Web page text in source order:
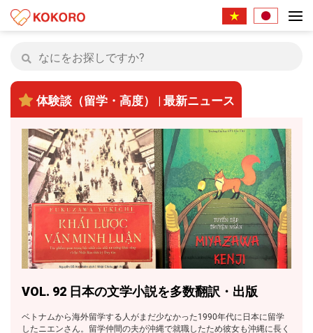
体験談（留学・高度） | 最新ニュース
VOL. 92 日本の文学小説を多数翻訳・出版
ベトナムから海外留学する人がまだ少なかった1990年代に日本に留学
したニエンさん。留学仲間の夫が沖縄で就職したため彼女も沖縄に長く